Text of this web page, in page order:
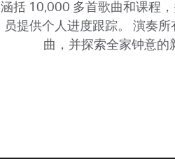
涵括 10,000 多首歌曲和课程
员提供个人进度跟踪。
演奏所
曲，并探索全家钟意的